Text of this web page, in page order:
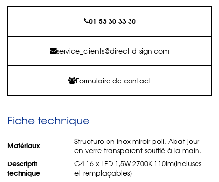
01 53 30 33 30
service_clients@direct-d-sign.com
Formulaire de contact
Fiche technique
Matériaux
Structure en inox miroir poli. Abat jour
en verre transparent soufflé à la main.
Descriptif
technique
G4 16 x LED 1,5W 2700K 110lm(incluses
et remplaçables)